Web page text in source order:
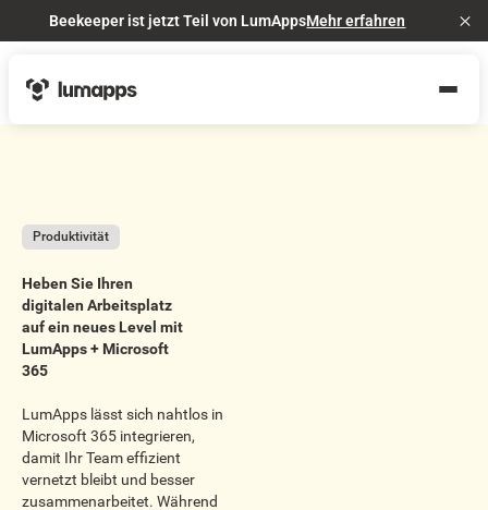
Beekeeper ist jetzt Teil von LumAppsMehr erfahren
Produktivität
Heben Sie Ihren
digitalen Arbeitsplatz
auf ein neues Level mit
LumApps + Microsoft
365
LumApps lässt sich nahtlos in
Microsoft 365 integrieren,
damit Ihr Team effizient
vernetzt bleibt und besser
zusammenarbeitet. Während